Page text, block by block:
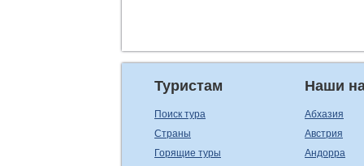
Туристам
Поиск тура
Страны
Горящие туры
Наши
Абхазия
Австрия
Андорра